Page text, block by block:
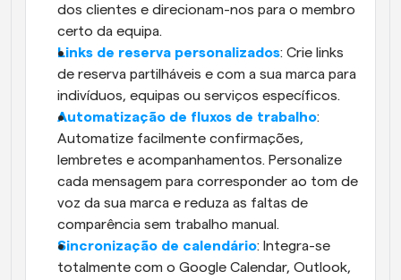
dos clientes e direcionam-nos para o membro
certo da equipa.
Links de reserva personalizados: Crie links
de reserva partilháveis e com a sua marca para
indivíduos, equipas ou serviços específicos.
Automatização de fluxos de trabalho:
Automatize facilmente confirmações,
lembretes e acompanhamentos. Personalize
cada mensagem para corresponder ao tom de
voz da sua marca e reduza as faltas de
comparência sem trabalho manual.
Sincronização de calendário: Integra-se
totalmente com o Google Calendar, Outlook,